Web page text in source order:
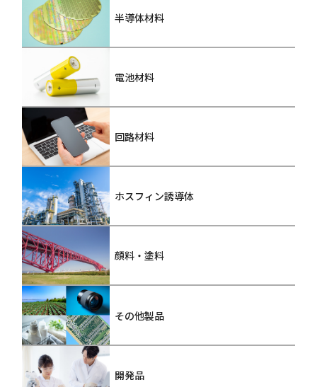
半導体材料
電池材料
回路材料
ホスフィン誘導体
顔料・塗料
その他製品
開発品